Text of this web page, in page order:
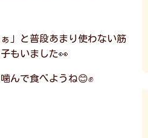
」と普段あまり使わない筋
もいました👀
んで食べようね😊✊